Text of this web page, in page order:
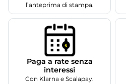
l’anteprima di stampa.
Paga a rate senza
interessi
Con Klarna e Scalapay.